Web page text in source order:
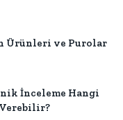
Ürünleri ve Purolar
İnceleme Hangi